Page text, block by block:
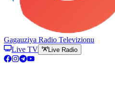
Gagauziya Radio Televizionu
Live TV
Live Radio